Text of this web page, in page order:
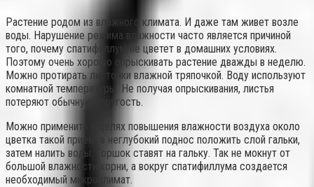
Растение родом из влажного климата. И даже там живет возле
воды. Нарушение режима влажности часто является причиной
того, почему спатифиллум не цветет в домашних условиях.
Поэтому очень хорошо опрыскивать растение дважды в неделю.
Можно протирать листочки влажной тряпочкой. Воду используют
комнатной температуры. Не получая опрыскивания, листья
потеряют обычную упругость.
Можно применить в целях повышения влажности воздуха около
цветка такой прием: в неглубокий поднос положить слой гальки,
затем налить воды. Горшок ставят на гальку. Так не мокнут от
большой влажности корни, а вокруг спатифиллума создается
необходимый микроклимат.